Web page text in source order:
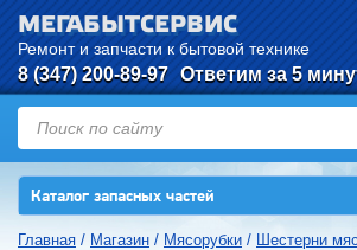
МЕГАБЫТСЕРВИС
Ремонт и запчасти к бытовой технике
8 (347) 200-89-97 Ответим за 5
Каталог запасных частей
Главная / Магазин / Мясорубки / Шестерни